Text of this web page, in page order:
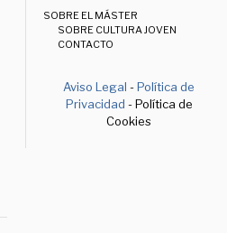
SOBRE EL MÁSTER
SOBRE CULTURA JOVEN
CONTACTO
Aviso Legal -Política de
Privacidad - Política de
Cookies